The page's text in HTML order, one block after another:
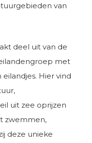
van
deel uit van de
met
Hier vind
uit zee oprijzen
zwemmen,
deze unieke